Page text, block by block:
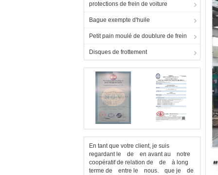
protections de frein de voiture
Bague exempte d'huile
Petit pain moulé de doublure de frein
Disques de frottement
En tant que votre client, je suis
regardant le de en avant au notre
coopératif de relation de de à long
terme de entre le nous. que je de